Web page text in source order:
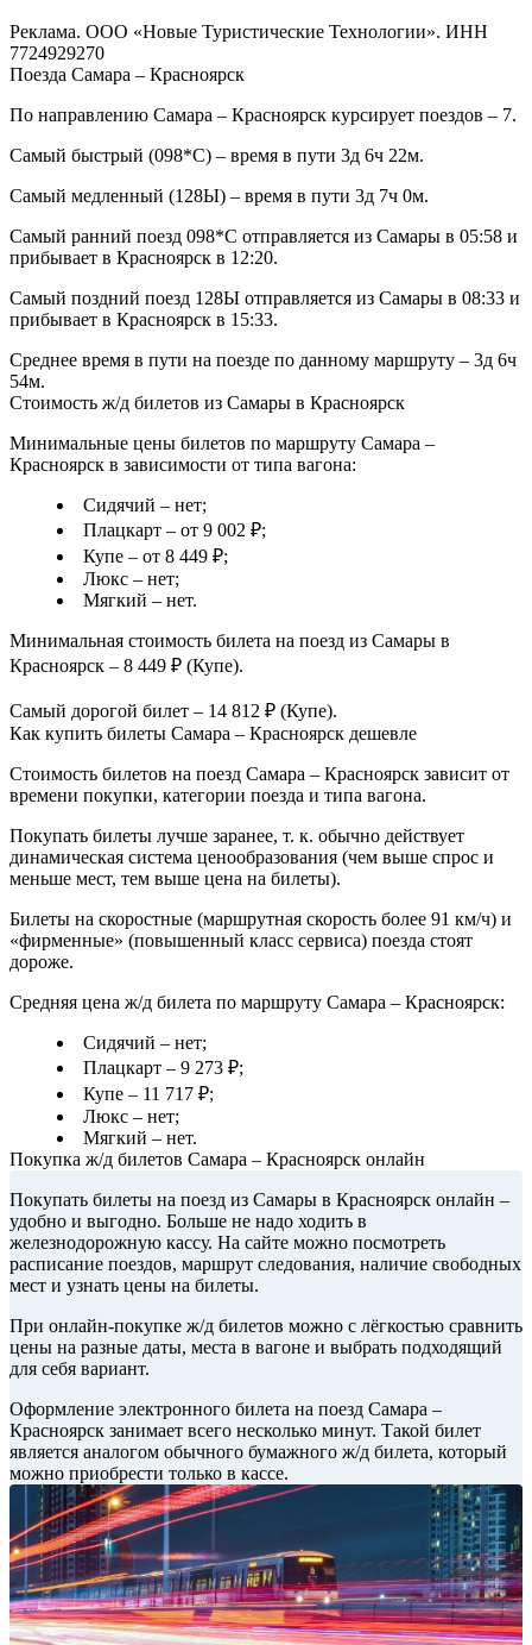
Реклама. ООО «Новые Туристические Технологии». ИНН
7724929270
Поезда Самара – Красноярск
По направлению Самара – Красноярск курсирует поездов – 7.
Самый быстрый (098*С) – время в пути 3д 6ч 22м.
Самый медленный (128Ы) – время в пути 3д 7ч 0м.
Самый ранний поезд 098*С отправляется из Самары в 05:58 и
прибывает в Красноярск в 12:20.
Самый поздний поезд 128Ы отправляется из Самары в 08:33 и
прибывает в Красноярск в 15:33.
Среднее время в пути на поезде по данному маршруту – 3д 6ч
54м.
Стоимость ж/д билетов из Самары в Красноярск
Минимальные цены билетов по маршруту Самара –
Красноярск в зависимости от типа вагона:
Сидячий – нет;
Плацкарт – от 9 002 ₽;
Купе – от 8 449 ₽;
Люкс – нет;
Мягкий – нет.
Минимальная стоимость билета на поезд из Самары в
Красноярск – 8 449 ₽ (Купе).
Самый дорогой билет – 14 812 ₽ (Купе).
Как купить билеты Самара – Красноярск дешевле
Стоимость билетов на поезд Самара – Красноярск зависит от
времени покупки, категории поезда и типа вагона.
Покупать билеты лучше заранее, т. к. обычно действует
динамическая система ценообразования (чем выше спрос и
меньше мест, тем выше цена на билеты).
Билеты на скоростные (маршрутная скорость более 91 км/ч) и
«фирменные» (повышенный класс сервиса) поезда стоят
дороже.
Средняя цена ж/д билета по маршруту Самара – Красноярск:
Сидячий – нет;
Плацкарт – 9 273 ₽;
Купе – 11 717 ₽;
Люкс – нет;
Мягкий – нет.
Покупка ж/д билетов Самара – Красноярск онлайн
Покупать билеты на поезд из Самары в Красноярск онлайн –
удобно и выгодно. Больше не надо ходить в
железнодорожную кассу. На сайте можно посмотреть
расписание поездов, маршрут следования, наличие свободных
мест и узнать цены на билеты.
При онлайн-покупке ж/д билетов можно с лёгкостью сравнить
цены на разные даты, места в вагоне и выбрать подходящий
для себя вариант.
Оформление электронного билета на поезд Самара –
Красноярск занимает всего несколько минут. Такой билет
является аналогом обычного бумажного ж/д билета, который
можно приобрести только в кассе.